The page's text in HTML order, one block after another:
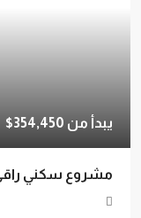
يبدأ من354,450$
مشروع سكني